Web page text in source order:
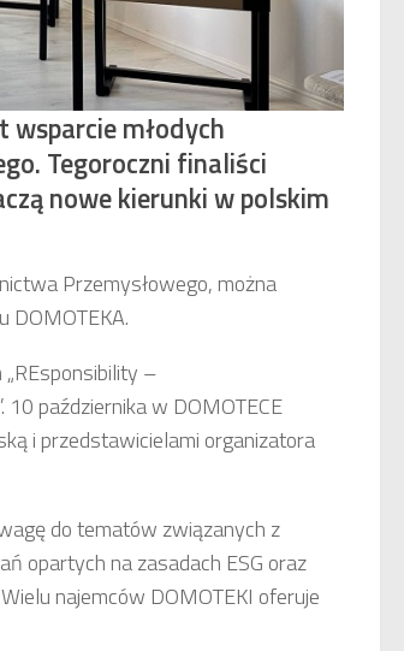
młodych
Tegoroczni finaliści
nowe kierunki w polskim
Przemysłowego, można
DOMOTEKA.
–
10 października w DOMOTECE
i przedstawicielami organizatora
do tematów związanych z
opartych na zasadach ESG oraz
najemców DOMOTEKI oferuje